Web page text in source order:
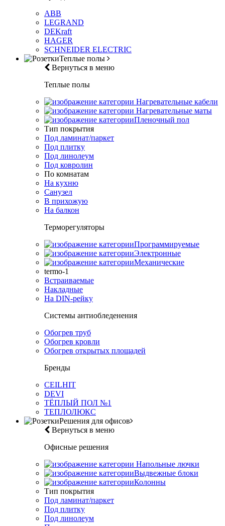
ABB
LEGRAND
DEKraft
HAGER
SCHNEIDER ELECTRIC
Теплые полы
Вернуться в меню
Теплые полы
Нагревательные кабели
Нагревательные маты
Пленочный пол
Тип покрытия
Под ламинат/паркет
Под плитку
Под линолеум
Под ковролин
По комнатам
На кухню
Санузел
В прихожую
На балкон
Терморегуляторы
Программируемые
Электронные
Механические
termo-1
Встраиваемые
Накладные
На DIN-рейку
Системы антиобледенения
Обогрев труб
Обогрев кровли
Обогрев открытых площадей
Бренды
CEILHIT
DEVI
ТЁПЛЫЙ ПОЛ №1
ТЕПЛОЛЮКС
Решения для офисов
Вернуться в меню
Офисные решения
Напольные лючки
Выдвежные блоки
Колонны
Тип покрытия
Под ламинат/паркет
Под плитку
Под линолеум